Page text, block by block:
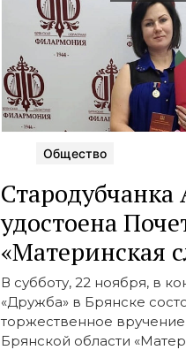
Общество
удостоена
«Материнская
В субботу, 22 ноября, в
«Дружба» в Брянске
торжественное
Брянской области